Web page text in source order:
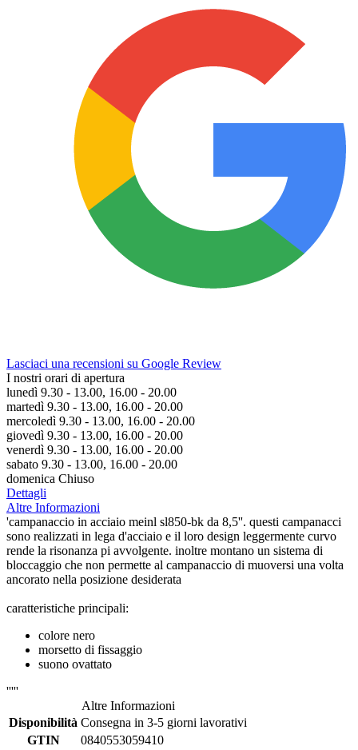
Lasciaci una recensioni su Google Review
I nostri orari di apertura
lunedì 9.30 - 13.00, 16.00 - 20.00
martedì 9.30 - 13.00, 16.00 - 20.00
mercoledì 9.30 - 13.00, 16.00 - 20.00
giovedì 9.30 - 13.00, 16.00 - 20.00
venerdì 9.30 - 13.00, 16.00 - 20.00
sabato 9.30 - 13.00, 16.00 - 20.00
domenica Chiuso
Dettagli
Altre Informazioni
'campanaccio in acciaio meinl sl850-bk da 8,5''. questi campanacci
sono realizzati in lega d'acciaio e il loro design leggermente curvo
rende la risonanza pi avvolgente. inoltre montano un sistema di
bloccaggio che non permette al campanaccio di muoversi una volta
ancorato nella posizione desiderata
caratteristiche principali:
colore nero
morsetto di fissaggio
suono ovattato
'''''
Altre Informazioni
Disponibilità Consegna in 3-5 giorni lavorativi
GTIN
0840553059410